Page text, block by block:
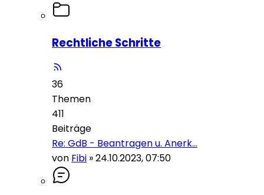
Rechtliche Schritte
36
Themen
411
Beiträge
Re: GdB - Beantragen u. Anerk…
von Fibi »24.10.2023, 07:50